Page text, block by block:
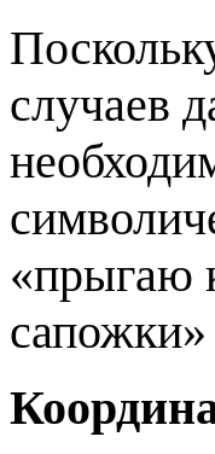
случаев
«прыгаю